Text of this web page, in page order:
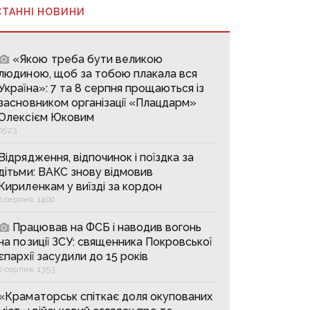
НОВИНИ
«Якою треба бути великою
щоб за тобою плакала вся
7 та 8 серпня прощаються із
організації «Плацдарм»
Юковим
відпочинок і поїздка за
ВАКС знову відмовив
у виїзді за кордон
серпня, 14:00
Працював на ФСБ і наводив вогонь
позиції ЗСУ: священника Покровської
засудили до 15 років
серпня, 13:53
спіткає доля окупованих